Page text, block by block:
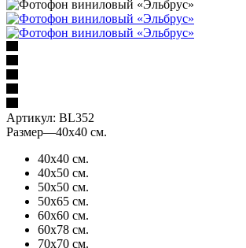
Артикул: BL352
Размер—40х40 см.
40х40 см.
40х50 см.
50х50 см.
50х65 см.
60х60 см.
60х78 см.
70х70 см.